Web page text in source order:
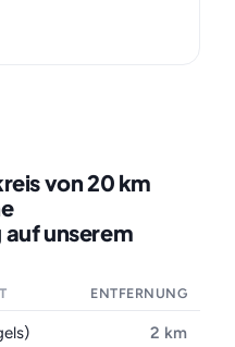
von 20 km
unserem
ENTFERNUNG
2 km